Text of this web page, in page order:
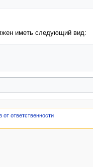
иметь следующий вид:
от ответственности